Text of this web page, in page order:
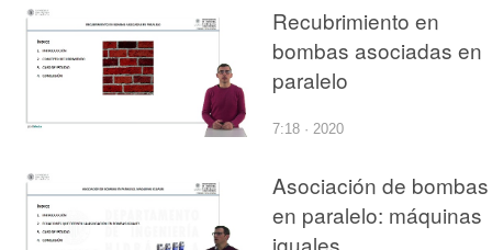
Recubrimiento en
bombas asociadas en
paralelo
7:18 · 2020
Asociación de bombas
en paralelo: máquinas
iguales